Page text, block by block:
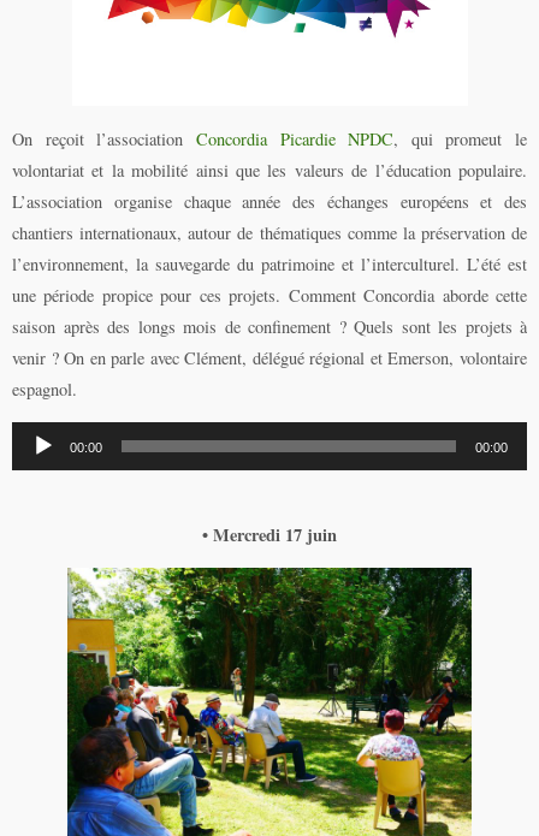
On reçoit l’association Concordia Picardie NPDC, qui promeut le
volontariat et la mobilité ainsi que les valeurs de l’éducation populaire.
L’association organise chaque année des échanges européens et des
chantiers internationaux, autour de thématiques comme la préservation de
l’environnement, la sauvegarde du patrimoine et l’interculturel. L’été est
une période propice pour ces projets. Comment Concordia aborde cette
saison après des longs mois de confinement ? Quels sont les projets à
venir ? On en parle avec Clément, délégué régional et Emerson, volontaire
espagnol.
Lecteur
audio
00:00 00:00
• Mercredi 17 juin